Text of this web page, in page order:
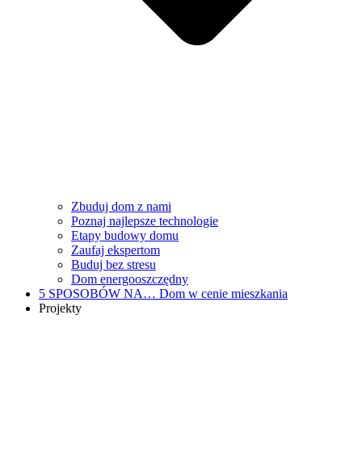
Zbuduj dom z nami
Poznaj najlepsze technologie
Etapy budowy domu
Zaufaj ekspertom
Buduj bez stresu
Dom energooszczędny
5 SPOSOBÓW NA… Dom w cenie mieszkania
Projekty